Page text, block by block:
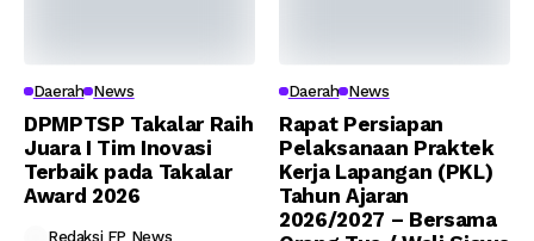
Daerah News
DPMPTSP Takalar Raih
Juara I Tim Inovasi
Terbaik pada Takalar
Award 2026
Redaksi FP News
Daerah News
Rapat Persiapan
Pelaksanaan Praktek
Kerja Lapangan (PKL)
Tahun Ajaran
2026/2027 – Bersama